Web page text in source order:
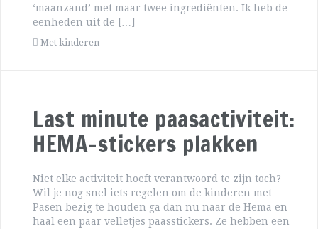
‘maanzand’ met maar twee ingrediënten. Ik heb de
eenheden uit de […]
Met kinderen
Last minute paasactiviteit:
HEMA-stickers plakken
Niet elke activiteit hoeft verantwoord te zijn toch?
Wil je nog snel iets regelen om de kinderen met
Pasen bezig te houden ga dan nu naar de Hema en
haal een paar velletjes paasstickers. Ze hebben een